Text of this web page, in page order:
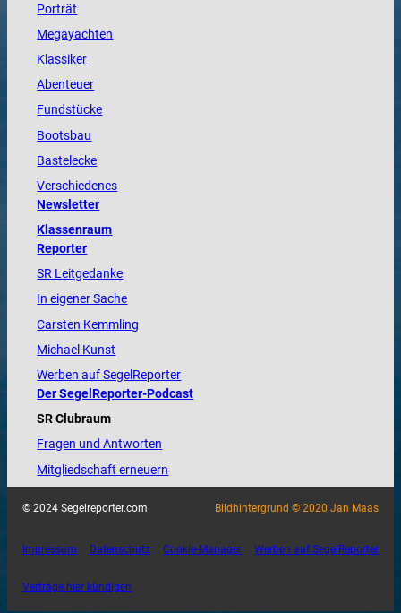
Porträt
Megayachten
Klassiker
Abenteuer
Fundstücke
Bootsbau
Bastelecke
Verschiedenes
Newsletter
Klassenraum
Reporter
SR Leitgedanke
In eigener Sache
Carsten Kemmling
Michael Kunst
Werben auf SegelReporter
Der SegelReporter-Podcast
SR Clubraum
Fragen und Antworten
Mitgliedschaft erneuern
© 2024 Segelreporter.com Bildhintergrund © 2020 Jan Maas
Impressum Datenschutz Cookie-Manager Werben auf SegelReporter
Verträge hier kündigen